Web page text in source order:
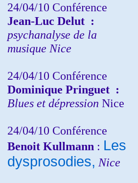
24/04/10 Conférence
Jean-Luc Delut :
psychanalyse de la
musique Nice
24/04/10 Conférence
Dominique Pringuet :
Blues et dépression Nice
24/04/10 Conférence
Benoit Kullmann : Les
dysprosodies, Nice